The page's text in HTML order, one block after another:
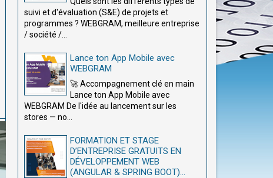
suivi et d'évaluation (S&E) de projets et
programmes ? WEBGRAM, meilleure entreprise
/ société /...
Lance ton App Mobile avec
WEBGRAM
🚀 Accompagnement clé en main
Lance ton App Mobile avec
WEBGRAM De l'idée au lancement sur les
stores — no...
FORMATION ET STAGE
D’ENTREPRISE GRATUITS EN
DÉVELOPPEMENT WEB
(ANGULAR & SPRING BOOT)...